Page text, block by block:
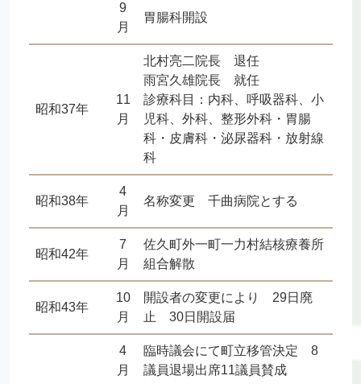
9
月
胃腸科開設
昭和37年
11
月
北村亮二院長 退任
雨宮久雄院長 就任
診療科目：内科、呼吸器科、小
児科、外科、整形外科・胃腸
科・皮膚科・泌尿器科・放射線
科
昭和38年
4
月
名称変更 千曲病院とする
昭和42年
7
月
佐久町外一町一力村結核療養所
組合解散
昭和43年
10
月
開設者の変更により 29日廃
止 30日開設届
4
月
臨時議会にて町立移管決定 8
議員退場出席11議員賛成